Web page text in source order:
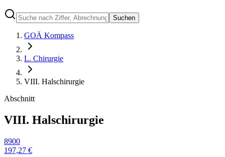
Suchen
GOÄ Kompass
L. Chirurgie
VIII. Halschirurgie
Abschnitt
VIII. Halschirurgie
8900
197,27 €